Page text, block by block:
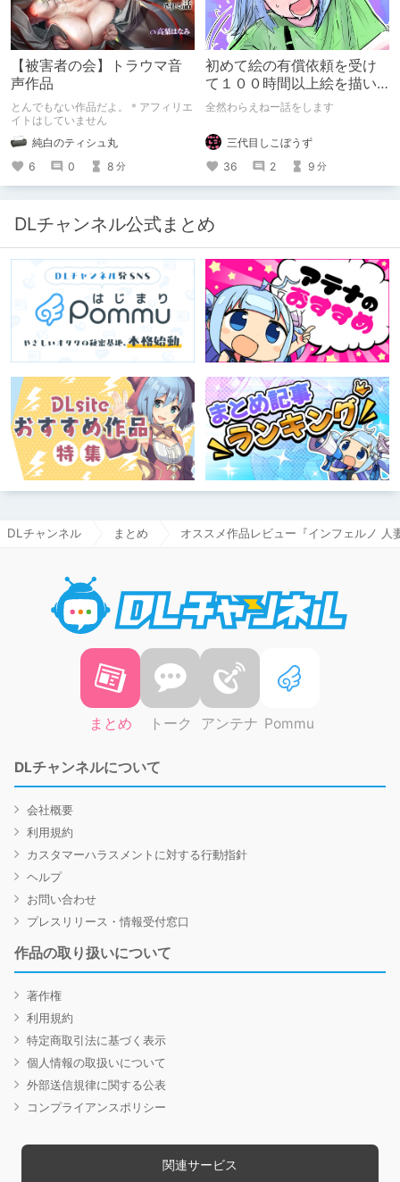
【被害者の会】トラウマ音
声作品
とんでもない作品だよ。＊アフィリエ
イトはしていません
純白のティシュ丸
6
0 8 分
初めて絵の有償依頼を受け
て１００時間以上絵を描い
た話
全然わらえねー話をします
三代目しこぼうず
36
2 9 分
DLチャンネル公式まとめ
DLチャンネル まとめ オススメ作品レビュー『インフェルノ 人
まとめ トーク アンテナ Pommu
DLチャンネルについて
会社概要
利用規約
カスタマーハラスメントに対する行動指針
ヘルプ
お問い合わせ
プレスリリース・情報受付窓口
作品の取り扱いについて
著作権
利用規約
特定商取引法に基づく表示
個人情報の取扱いについて
外部送信規律に関する公表
コンプライアンスポリシー
関連サービス